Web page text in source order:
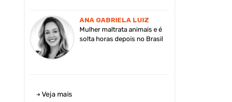
ANA GABRIELA LUIZ
Mulher maltrata animais e é
solta horas depois no Brasil
Veja mais